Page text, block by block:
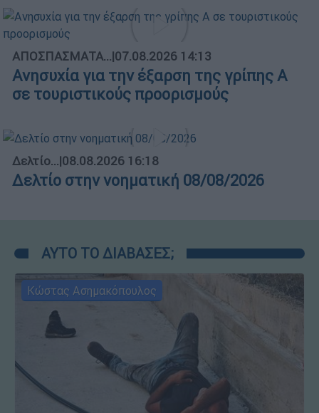
ΑΠΟΣΠΑΣΜΑΤΑ...|07.08.2026 14:13
Ανησυχία για την έξαρση της γρίπης Α
σε τουριστικούς προορισμούς
Δελτίο...|08.08.2026 16:18
Δελτίο στην νοηματική 08/08/2026
ΑΥΤΟ ΤΟ ΔΙΑΒΑΣΕΣ;
Κώστας Ασημακόπουλος